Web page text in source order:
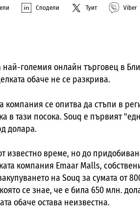
Сподели Туит Viber
най-големия онлайн търговец в
обаче не се разкрива.
компания се опитва да стъпи в
в тази посока. Souq е първият
долара.
известно време, но до
компания Emaar Malls,
на Souq за сумата от
се знае, че е била 650 млн.
обаче остава неизвестна.